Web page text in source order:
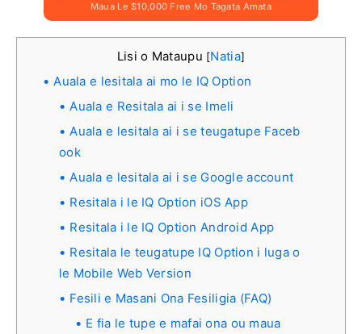
Maua Le $10,000 Free Mo Tagata Amata
Lisi o Mataupu [Natia]
Auala e lesitala ai mo le IQ Option
Auala e Resitala ai i se Imeli
Auala e lesitala ai i se teugatupe Faceb
ook
Auala e lesitala ai i se Google account
Resitala i le IQ Option iOS App
Resitala i le IQ Option Android App
Resitala le teugatupe IQ Option i luga o
le Mobile Web Version
Fesili e Masani Ona Fesiligia (FAQ)
E fia le tupe e mafai ona ou maua